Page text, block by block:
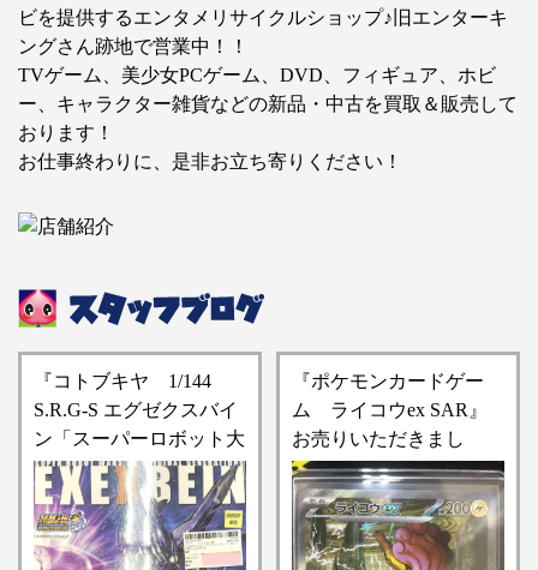
ビを提供するエンタメリサイクルショップ♪旧エンターキ
ングさん跡地で営業中！！
TVゲーム、美少女PCゲーム、DVD、フィギュア、ホビ
ー、キャラクター雑貨などの新品・中古を買取＆販売して
おります！
お仕事終わりに、是非お立ち寄りください！
『コトブキヤ 1/144
S.R.G-S エグゼクスバイ
ン「スーパーロボット大
戦OG ORIGINAL
GENERATIONS」プラモ
デル』買い取りさせてい
ただきました！！【桃太
『ポケモンカードゲー
ム ライコウex SAR』
お売りいただきまし
た！！【桃太郎王国 新
松戸店の入荷情報となり
ます】